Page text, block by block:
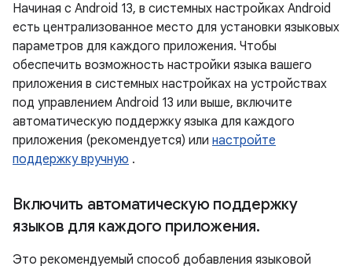
Начиная с Android 13, в системных настройках Android
есть централизованное место для установки языковых
параметров для каждого приложения. Чтобы
обеспечить возможность настройки языка вашего
приложения в системных настройках на устройствах
под управлением Android 13 или выше, включите
автоматическую поддержку языка для каждого
приложения (рекомендуется) или настройте
поддержку вручную .
Включить автоматическую поддержку
языков для каждого приложения.
Это рекомендуемый способ добавления языковой